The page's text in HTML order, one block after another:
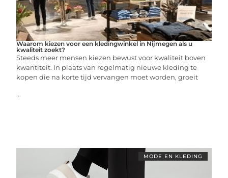
Waarom kiezen voor een kledingwinkel in Nijmegen als u
kwaliteit zoekt?
Steeds meer mensen kiezen bewust voor kwaliteit boven
kwantiteit. In plaats van regelmatig nieuwe kleding te
kopen die na korte tijd vervangen moet worden, groeit
...
MODE EN KLEDING